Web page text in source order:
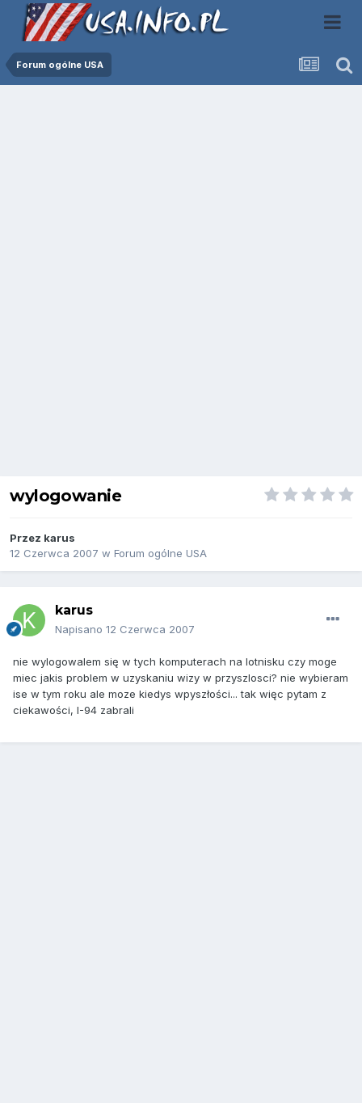
Forum ogólne USA
wylogowanie
Przez karus
12 Czerwca 2007 w Forum ogólne USA
karus
Napisano 12 Czerwca 2007
nie wylogowalem się w tych komputerach na lotnisku czy moge
miec jakis problem w uzyskaniu wizy w przyszlosci? nie wybieram
ise w tym roku ale moze kiedys wpyszłości... tak więc pytam z
ciekawości, I-94 zabrali